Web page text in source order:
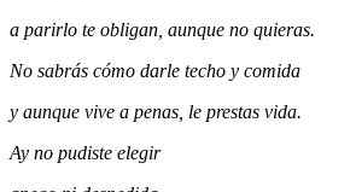
a parirlo te obligan, aunque no quieras.
No sabrás cómo darle techo y comida
y aunque vive a penas, le prestas vida.
Ay no pudiste elegir